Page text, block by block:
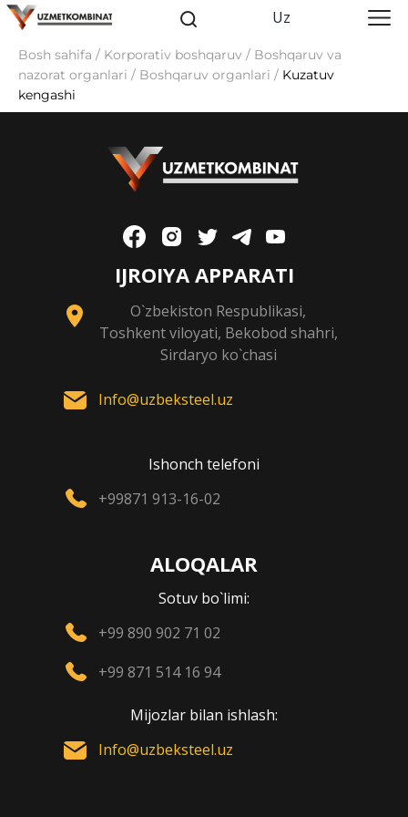
Uz
Bosh sahifa / Korporativ boshqaruv / Boshqaruv va
nazorat organlari / Boshqaruv organlari / Kuzatuv
kengashi
IJROIYA APPARATI
O`zbekiston Respublikasi,
Toshkent viloyati, Bekobod shahri,
Sirdaryo ko`chasi
Info@uzbeksteel.uz
Ishonch telefoni
+99871 913-16-02
ALOQALAR
Sotuv bo`limi:
+99 890 902 71 02
+99 871 514 16 94
Mijozlar bilan ishlash:
Info@uzbeksteel.uz